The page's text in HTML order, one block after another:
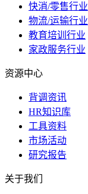
快消/零售行业
物流/运输行业
教育培训行业
家政服务行业
资源中心
背调资讯
HR知识库
工具资料
市场活动
研究报告
关于我们